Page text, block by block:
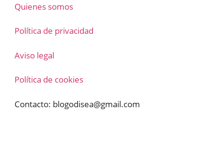
Quienes somos
Política de privacidad
Aviso legal
Política de cookies
Contacto: blogodisea@gmail.com